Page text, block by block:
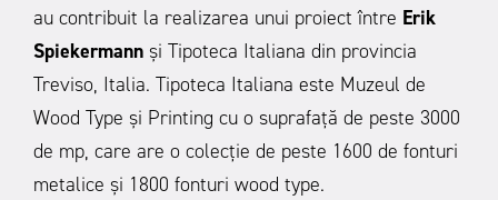
au contribuit la realizarea unui proiect între Erik
Spiekermann și Tipoteca Italiana din provincia
Treviso, Italia. Tipoteca Italiana este Muzeul de
Wood Type și Printing cu o suprafață de peste 3000
de mp, care are o colecție de peste 1600 de fonturi
metalice și 1800 fonturi wood type.